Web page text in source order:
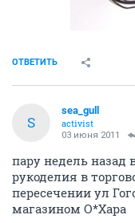
ОТВЕТИТЬ
S
sea_gull
activist
03 июня 2011
пару недель назад
рукоделия в
пересечении ул
магазином О*Хара